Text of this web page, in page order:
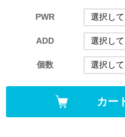
PWR
ADD
個数